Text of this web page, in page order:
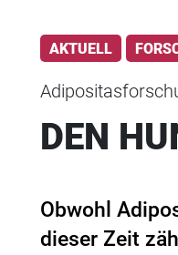
AKTUELL
DEN
Obwohl
dieser Zeit